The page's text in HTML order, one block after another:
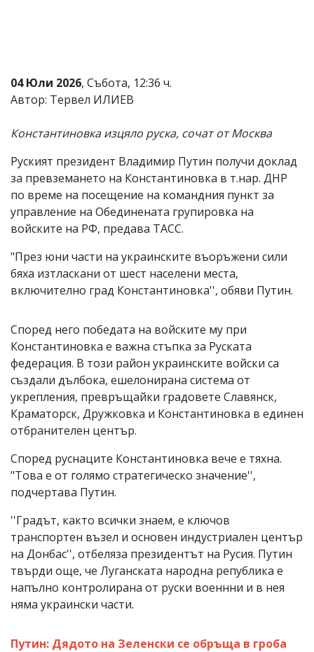
от
читателите
и
не
носи
за
тях!
Ако
откриете
обиден
за
коментар,
моля
сигнализирайте
ни!
04 Юли 2026, Събота, 12:36 ч.
Автор: Тервел ИЛИЕВ
Константиновка изцяло руска, сочат от Москва
Руският президент Владимир Путин получи доклад
за превземането на Константиновка в т.нар. ДНР
по време на посещение на командния пункт за
управление на Обединената групировка на
войските на РФ, предава ТАСС.
"През юни части на украинските въоръжени сили
бяха изтласкани от шест населени места,
включително град Константиновка'', обяви Путин.
Според него победата на войските му при
Константиновка е важна стъпка за Руската
федерация. В този район украинските войски са
създали дълбока, ешелонирана система от
укрепления, превръщайки градовете Славянск,
Краматорск, Дружковка и Константиновка в единен
отбранителен център.
Според руснаците Константиновка вече е тяхна.
"Това е от голямо стратегическо значение'',
подчертава Путин.
''Градът, както всички знаем, е ключов
транспортен възел и основен индустриален център
на Донбас'', отбеляза президентът на Русия. Путин
твърди още, че Луганската народна република е
напълно контролирана от руски военнни и в нея
няма украински части.
Путин: Дядото на Зеленски се обръща в гроба